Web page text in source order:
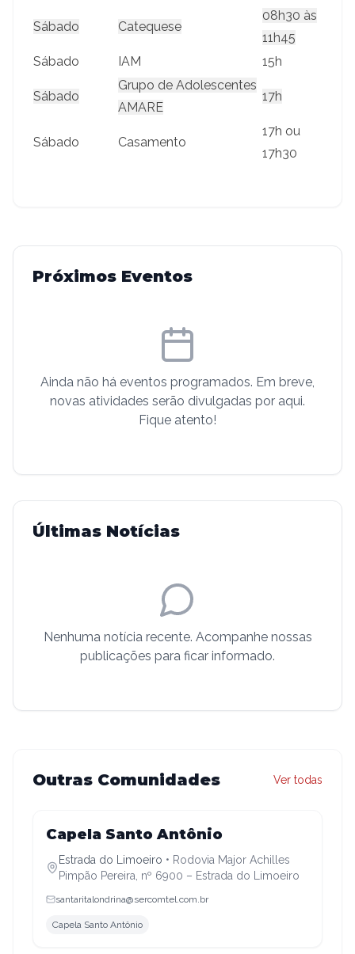
Sábado Catequese
08h30 às
11h45
Sábado
IAM 15h
Sábado
Grupo de Adolescentes
AMARE
17h
Sábado Casamento
17h ou
17h30
Próximos Eventos
Ainda não há eventos programados. Em breve,
novas atividades serão divulgadas por aqui.
Fique atento!
Últimas Notícias
Nenhuma notícia recente. Acompanhe nossas
publicações para ficar informado.
Outras Comunidades Ver todas
Estrada do Limoeiro
Capela Santo Antônio
Estrada do Limoeiro • Rodovia Major Achilles
Pimpão Pereira, nº 6900 – Estrada do Limoeiro
santaritalondrina@sercomtel.com.br
Capela Santo Antônio